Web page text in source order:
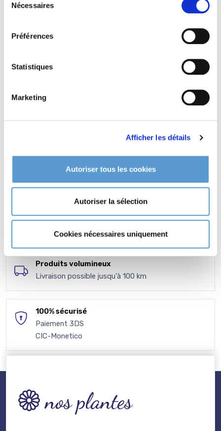
Nécessaires
Préférences
Statistiques
Marketing
Afficher les détails
Autoriser tous les cookies
Autoriser la sélection
Cookies nécessaires uniquement
CGV - CGU
en toute transparence
Contactez-nous
Nous demeurons
à votre disposition
Produits volumineux
Livraison possible jusqu'à 100 km
100% sécurisé
Paiement 3DS
CIC-Monetico
nos plantes